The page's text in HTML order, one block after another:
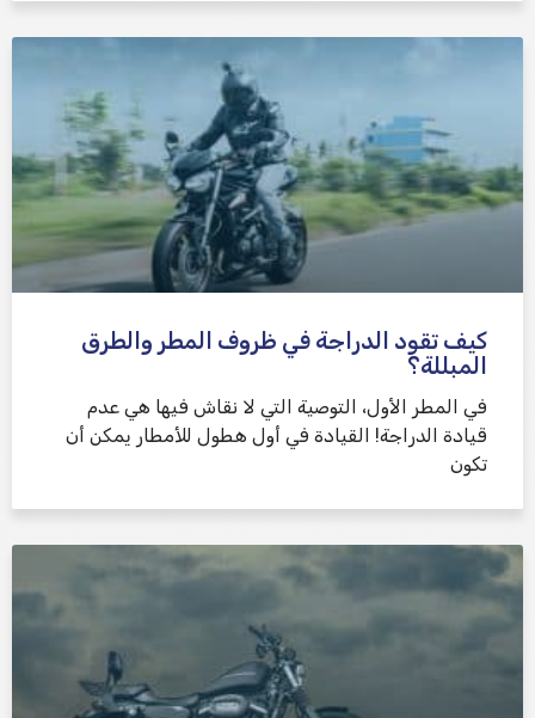
كيف تقود الدراجة في ظروف المطر والطرق
المبللة؟
في المطر الأول، التوصية التي لا نقاش فيها هي عدم
قيادة الدراجة! القيادة في أول هطول للأمطار يمكن أن
تكون